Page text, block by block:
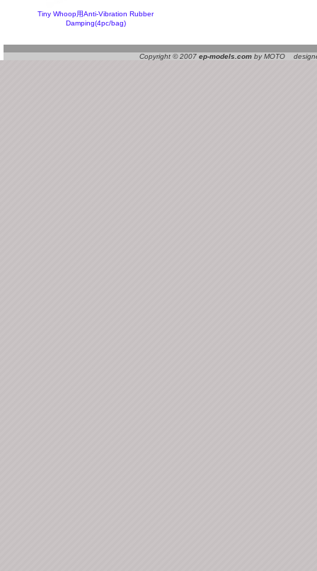
Tiny Whoop用Anti-Vibration Rubber
Damping(4pc/bag)
Copyright © 2007 ep-models.com by MOTO